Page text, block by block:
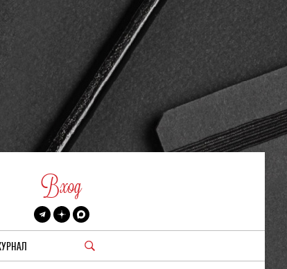
Вход